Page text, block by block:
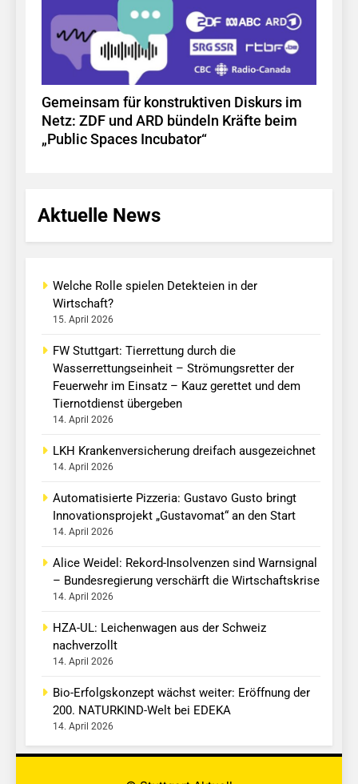
Gemeinsam für konstruktiven Diskurs im
Netz: ZDF und ARD bündeln Kräfte beim
„Public Spaces Incubator“
Aktuelle News
Welche Rolle spielen Detekteien in der
Wirtschaft?
15. April 2026
FW Stuttgart: Tierrettung durch die
Wasserrettungseinheit – Strömungsretter der
Feuerwehr im Einsatz – Kauz gerettet und dem
Tiernotdienst übergeben
14. April 2026
LKH Krankenversicherung dreifach ausgezeichnet
14. April 2026
Automatisierte Pizzeria: Gustavo Gusto bringt
Innovationsprojekt „Gustavomat“ an den Start
14. April 2026
Alice Weidel: Rekord-Insolvenzen sind Warnsignal
– Bundesregierung verschärft die Wirtschaftskrise
14. April 2026
HZA-UL: Leichenwagen aus der Schweiz
nachverzollt
14. April 2026
Bio-Erfolgskonzept wächst weiter: Eröffnung der
200. NATURKIND-Welt bei EDEKA
14. April 2026